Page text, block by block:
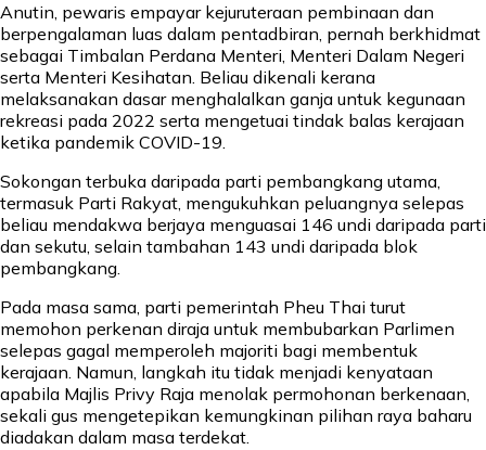
Anutin, pewaris empayar kejuruteraan pembinaan dan
berpengalaman luas dalam pentadbiran, pernah berkhidmat
sebagai Timbalan Perdana Menteri, Menteri Dalam Negeri
serta Menteri Kesihatan. Beliau dikenali kerana
melaksanakan dasar menghalalkan ganja untuk kegunaan
rekreasi pada 2022 serta mengetuai tindak balas kerajaan
ketika pandemik COVID-19.
Sokongan terbuka daripada parti pembangkang utama,
termasuk Parti Rakyat, mengukuhkan peluangnya selepas
beliau mendakwa berjaya menguasai 146 undi daripada parti
dan sekutu, selain tambahan 143 undi daripada blok
pembangkang.
Pada masa sama, parti pemerintah Pheu Thai turut
memohon perkenan diraja untuk membubarkan Parlimen
selepas gagal memperoleh majoriti bagi membentuk
kerajaan. Namun, langkah itu tidak menjadi kenyataan
apabila Majlis Privy Raja menolak permohonan berkenaan,
sekali gus mengetepikan kemungkinan pilihan raya baharu
diadakan dalam masa terdekat.